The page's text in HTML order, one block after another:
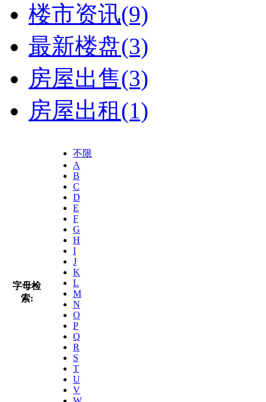
楼市资讯(9)
最新楼盘(3)
房屋出售(3)
房屋出租(1)
字母检
索:
不限
A
B
C
D
E
F
G
H
I
J
K
L
M
N
O
P
Q
R
S
T
U
V